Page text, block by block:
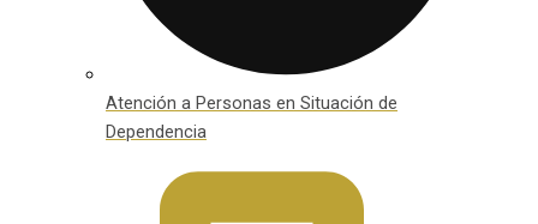
Atención a Personas en Situación de
Dependencia